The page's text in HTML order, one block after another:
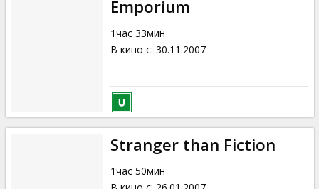
Emporium
1час 33мин
В кино с: 30.11.2007
Stranger than Fiction
1час 50мин